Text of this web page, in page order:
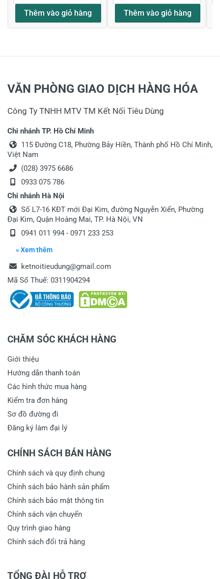
Thêm vào giỏ hàng Thêm vào giỏ hàng
VĂN PHÒNG GIAO DỊCH HÀNG HÓA
Công Ty TNHH MTV TM Kết Nối Tiêu Dùng
Chi nhánh TP. Hồ Chí Minh
115 Đường C18, Phường Bảy Hiền, Thành phố Hồ Chí Minh,
Việt Nam
(028) 3975 6686
0933 075 786
Chi nhánh Hà Nội
Số L7-16 KĐT mới Đại Kim, đường Nguyễn Xiển, Phường
Đại Kim, Quận Hoàng Mai, TP. Hà Nội, VN
0941 011 994 - 0971 233 253
» Xem thêm
ketnoitieudung@gmail.com
Mã Số Thuế: 0311904294
CHĂM SÓC KHÁCH HÀNG
Giới thiệu
Hướng dẫn thanh toán
Các hình thức mua hàng
Kiểm tra đơn hàng
Sơ đồ đường đi
Đăng ký làm đại lý
CHÍNH SÁCH BÁN HÀNG
Chính sách và quy định chung
Chính sách bảo hành sản phẩm
Chính sách bảo mật thông tin
Chính sách vận chuyển
Quy trình giao hàng
Chính sách đổi trả hàng
TỔNG ĐÀI HỖ TRỢ